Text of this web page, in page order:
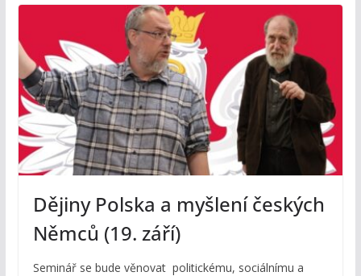
Dějiny Polska a myšlení českých
Němců (19. září)
Seminář se bude věnovat politickému, sociálnímu a